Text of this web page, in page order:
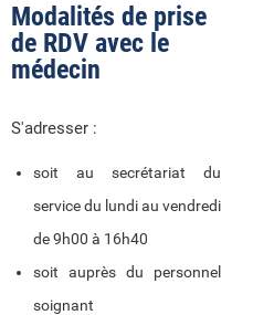
Modalités de prise
de RDV avec le
médecin
S'adresser :
soit au secrétariat du
service du lundi au vendredi
de 9h00 à 16h40
soit auprès du personnel
soignant